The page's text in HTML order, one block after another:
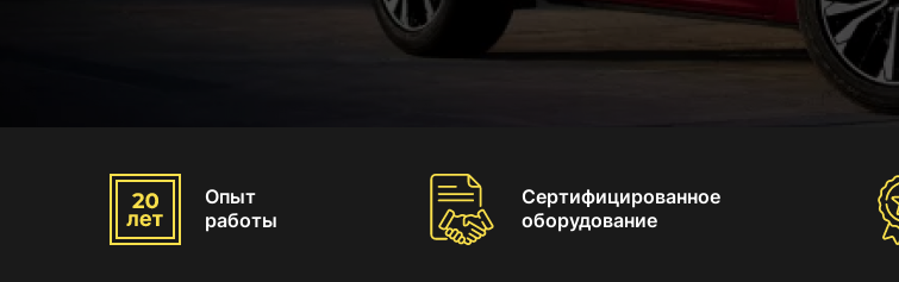
Опыт
работы
Сертифицированное
оборудование